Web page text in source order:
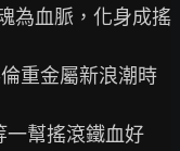
為血脈，化身成搖
重金屬新浪潮時
一幫搖滾鐵血好